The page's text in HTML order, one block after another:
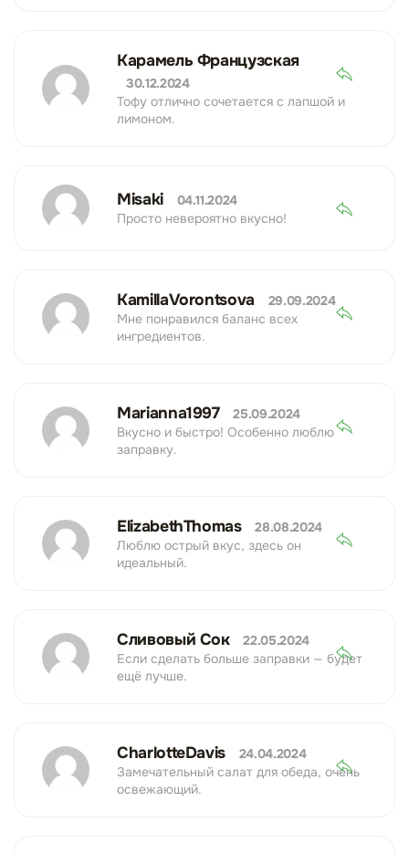
Карамель Французская
30.12.2024
Тофу отлично сочетается с лапшой и
лимоном.
Misaki
04.11.2024
Просто невероятно вкусно!
KamillaVorontsova
29.09.2024
Мне понравился баланс всех
ингредиентов.
Marianna1997
25.09.2024
Вкусно и быстро! Особенно люблю
заправку.
ElizabethThomas
28.08.2024
Люблю острый вкус, здесь он
идеальный.
Сливовый Сок
22.05.2024
Если сделать больше заправки — будет
ещё лучше.
CharlotteDavis
24.04.2024
Замечательный салат для обеда, очень
освежающий.